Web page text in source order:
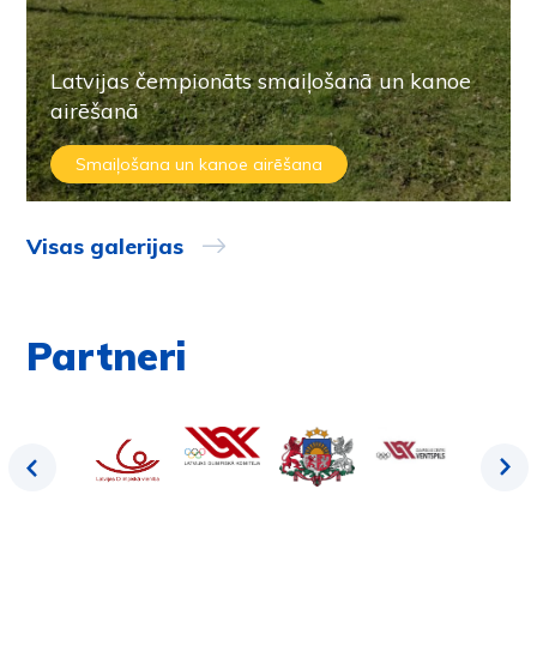
Latvijas čempionāts smaiļošanā un kanoe
airēšanā
Smaiļošana un kanoe airēšana
Visas galerijas
Partneri